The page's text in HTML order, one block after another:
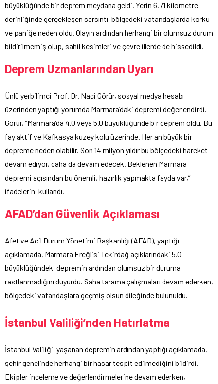
büyüklüğünde bir deprem meydana geldi. Yerin 6.71 kilometre
derinliğinde gerçekleşen sarsıntı, bölgedeki vatandaşlarda korku
ve paniğe neden oldu. Olayın ardından herhangi bir olumsuz durum
bildirilmemiş olup, sahil kesimleri ve çevre illerde de hissedildi.
Deprem Uzmanlarından Uyarı
Ünlü yerbilimci Prof. Dr. Naci Görür, sosyal medya hesabı
üzerinden yaptığı yorumda Marmara’daki depremi değerlendirdi.
Görür, “Marmara’da 4.0 veya 5.0 büyüklüğünde bir deprem oldu. Bu
fay aktif ve Kafkasya kuzey kolu üzerinde. Her an büyük bir
depreme neden olabilir. Son 14 milyon yıldır bu bölgedeki hareket
devam ediyor, daha da devam edecek. Beklenen Marmara
depremi açısından bu önemli, hazırlık yapmakta fayda var,”
ifadelerini kullandı.
AFAD’dan Güvenlik Açıklaması
Afet ve Acil Durum Yönetimi Başkanlığı (AFAD), yaptığı
açıklamada, Marmara Ereğlisi Tekirdağ açıklarındaki 5.0
büyüklüğündeki depremin ardından olumsuz bir duruma
rastlanmadığını duyurdu. Saha tarama çalışmaları devam ederken,
bölgedeki vatandaşlara geçmiş olsun dileğinde bulunuldu.
İstanbul Valiliği’nden Hatırlatma
İstanbul Valiliği, yaşanan depremin ardından yaptığı açıklamada,
şehir genelinde herhangi bir hasar tespit edilmediğini bildirdi.
Ekipler inceleme ve değerlendirmelerine devam ederken,